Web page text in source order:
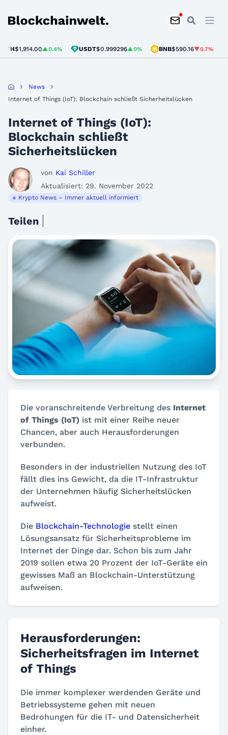
Blockchainwelt
$1,914.00▲0.4% USDT$0.999296▲0% BNB$590.16▼0.7%
News
Internet of Things (IoT): Blockchain schließt Sicherheitslücken
Internet of Things (IoT):
Blockchain schließt
Sicherheitslücken
von Kai Schiller
Aktualisiert: 29. November 2022
Krypto News – Immer aktuell informiert
Teilen
Die voranschreitende Verbreitung des Internet
of Things (IoT) ist mit einer Reihe neuer
Chancen, aber auch Herausforderungen
verbunden.
Besonders in der industriellen Nutzung des IoT
fällt dies ins Gewicht, da die IT-Infrastruktur
der Unternehmen häufig Sicherheitslücken
aufweist.
Die Blockchain-Technologie stellt einen
Lösungsansatz für Sicherheitsprobleme im
Internet der Dinge dar. Schon bis zum Jahr
2019 sollen etwa 20 Prozent der IoT-Geräte ein
gewisses Maß an Blockchain-Unterstützung
aufweisen.
Herausforderungen:
Sicherheitsfragen im Internet
of Things
Die immer komplexer werdenden Geräte und
Betriebssysteme gehen mit neuen
Bedrohungen für die IT- und Datensicherheit
einher.